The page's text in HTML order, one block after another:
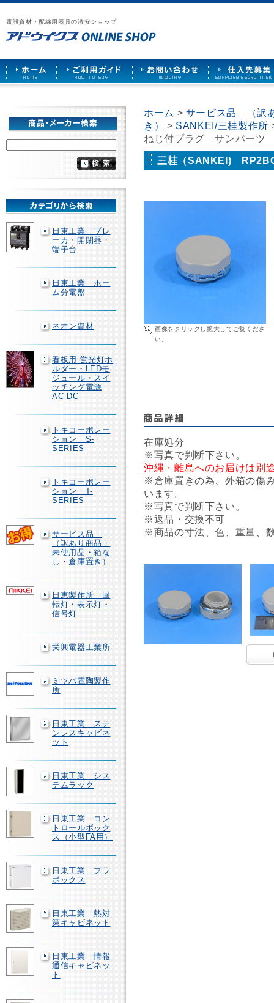
電設資材・配線用器具の激安ショップ
漏
電
ブ
レ
ー
カ
ー
や
照
ケ
ッ
ト
な
で
販
売
ア
ウ
イ
ス
HOME
ご
用
ガ
ド
お
い
合
せ
仕
先
募
日東工業 ブレ
ーカ・開閉器・
端子台
日東工業 ホー
ム分電盤
ネオン資材
看板用 蛍光灯ホ
ルダー・LEDモ
ジュール・スイ
ッチング電源
AC-DC
トキコーポレー
ション S-
SERIES
トキコーポレー
ション T-
SERIES
サービス品
（訳あり商品・
未使用品・箱な
し・倉庫置き）
日恵製作所 回
転灯・表示灯・
信号灯
栄興電器工業所
ミツバ電陶製作
所
日東工業 ステ
ンレスキャビネ
ット
日東工業 シス
テムラック
日東工業 コン
トロールボック
ス（小型FA用）
日東工業 プラ
ボックス
日東工業 熱対
策キャビネット
日東工業 情報
通信キャビネッ
ト
ホーム > サービス品 （訳
き）
> SANKEI/三桂製作所
ねじ付プラグ サンパーツ
三桂（SANKEI)
画像をクリックし拡大してご覧くださ
い。
在庫処分
※写真で判断下さい。
沖縄・離島へのお届けは別
※倉庫置きの為、外箱の傷
います。
※写真で判断下さい。
※返品・交換不可
※商品の寸法、色、重量、